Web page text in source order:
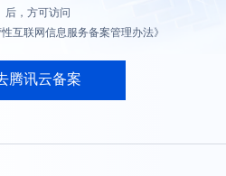
后，方可访问
互联网信息服务备案管理办法》
腾讯云备案